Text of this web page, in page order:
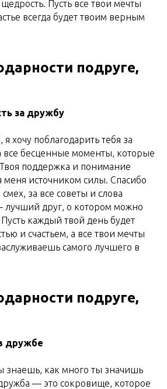
Пусть все твои мечты
всегда будет твоим верным
подруге,
за дружбу
хочу поблагодарить тебя за
все бесценные моменты, которые
поддержка и понимание
меня источником силы. Спасибо
за все советы и слова
друг, о котором можно
Пусть каждый твой день будет
и счастьем, а все твои мечты
самого лучшего в
подруге,
дружбе
знаешь, как много ты значишь
— это сокровище, которое